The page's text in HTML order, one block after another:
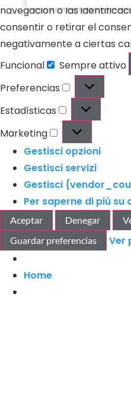
navegación o las
consentir o retirar el
negativamente a ciertas
Funcional
Sempre attivo
Preferencias
Estadísticas
Marketing
Gestisci opzioni
Gestisci servizi
Gestisci
Per saperne di più su
Aceptar Denegar
Guardar preferencias
Ver
Home
electrónico